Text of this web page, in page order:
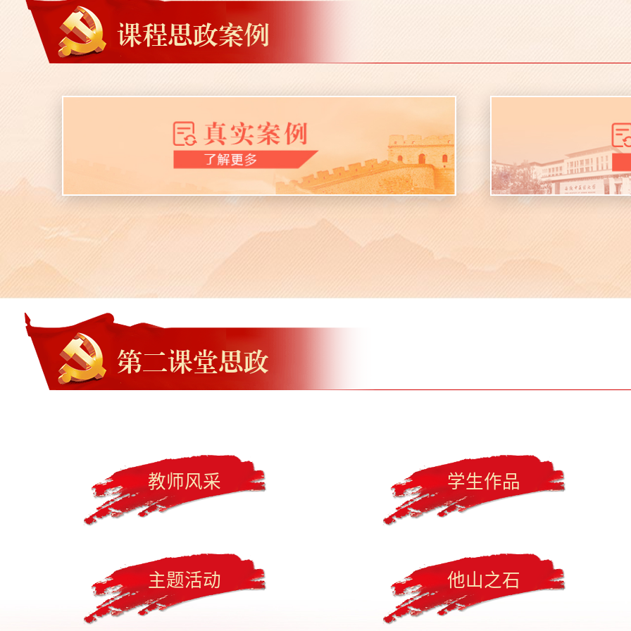
课程思政案例
第二课堂思政
教师风采 学生作品
主题活动 他山之石